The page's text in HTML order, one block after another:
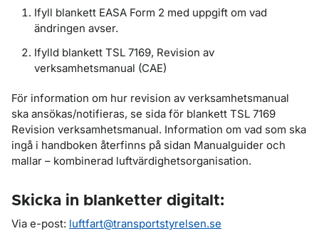
Ifyll blankett EASA Form 2 med uppgift om vad
ändringen avser.
Ifylld blankett TSL 7169, Revision av
verksamhetsmanual (CAE)
För information om hur revision av verksamhetsmanual
ska ansökas/notifieras, se sida för blankett TSL 7169
Revision verksamhetsmanual. Information om vad som ska
ingå i handboken återfinns på sidan Manualguider och
mallar – kombinerad luftvärdighetsorganisation.
Skicka in blanketter digitalt:
Via e-post: luftfart@transportstyrelsen.se